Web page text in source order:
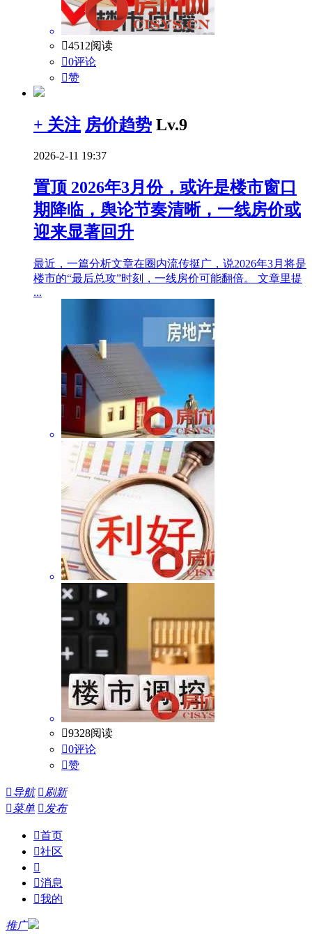
4512阅读
0评论
赞
+ 关注 房价趋势 Lv.9
2026-2-11 19:37
置顶 2026年3月份，或许是楼市窗口
期降临，舆论节奏清晰，一线房价或
迎来显著回升
最近，一篇分析文章在圈内流传挺广，说2026年3月将是
楼市的“最后总攻”时刻，一线房价可能翻倍。 文章里提
...
9328阅读
0评论
赞
导航 刷新
菜单 发布
首页
社区

消息
我的
推广